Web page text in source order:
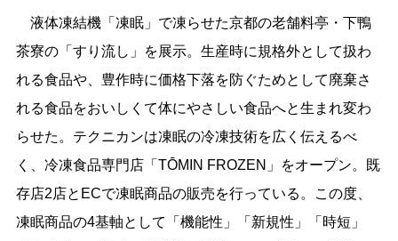
液体凍結機「凍眠」で凍らせた京都の老舗料亭・下鴨
茶寮の「すり流し」を展示。生産時に規格外として扱わ
れる食品や、豊作時に価格下落を防ぐためとして廃棄さ
れる食品をおいしくて体にやさしい食品へと生まれ変わ
らせた。テクニカンは凍眠の冷凍技術を広く伝えるべ
く、冷凍食品専門店「TŌMIN FROZEN」をオープン。既
存店2店とECで凍眠商品の販売を行っている。この度、
凍眠商品の4基軸として「機能性」「新規性」「時短」